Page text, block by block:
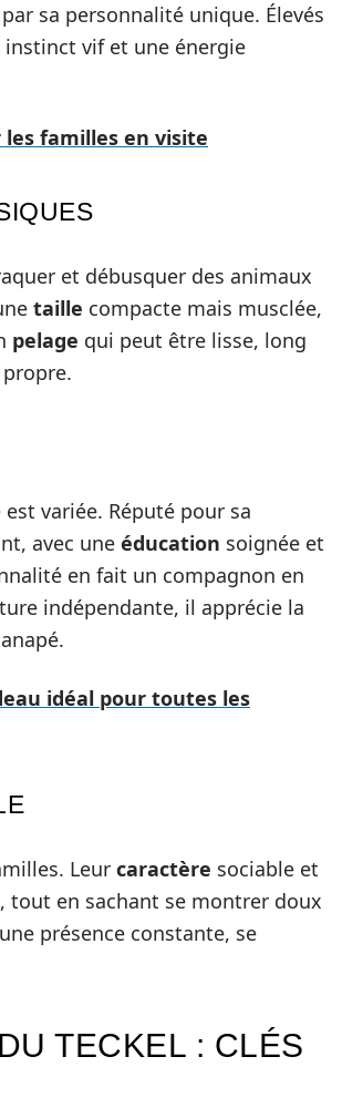
sa personnalité unique. Élevés
vif et une énergie
familles en visite
et débusquer des animaux
taille compacte mais musclée,
pelage qui peut être lisse, long
variée. Réputé pour sa
avec une éducation soignée et
en fait un compagnon en
indépendante, il apprécie la
idéal pour toutes les
Leur caractère sociable et
tout en sachant se montrer doux
présence constante, se
TECKEL : CLÉS